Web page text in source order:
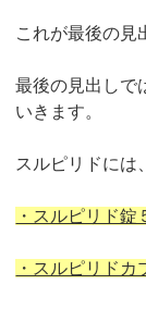
これが最後の見
最後の見出しで
いきます。
スルピリドには、
・スルピリド
・スルピリドカ